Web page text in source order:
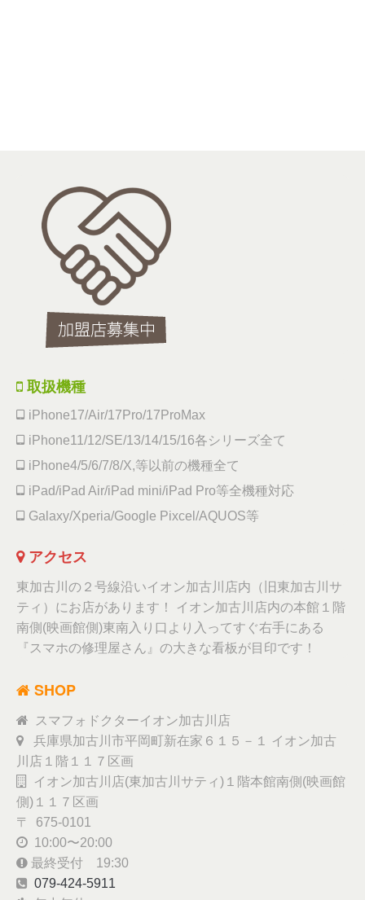
取扱機種
iPhone17/Air/17Pro/17ProMax
iPhone11/12/SE/13/14/15/16各シリーズ全て
iPhone4/5/6/7/8/X,等以前の機種全て
iPad/iPad Air/iPad mini/iPad Pro等全機種対応
Galaxy/Xperia/Google Pixcel/AQUOS等
アクセス
東加古川の２号線沿いイオン加古川店内（旧東加古川サ
ティ）にお店があります！ イオン加古川店内の本館１階
南側(映画館側)東南入り口より入ってすぐ右手にある
『スマホの修理屋さん』の大きな看板が目印です！
SHOP
スマフォドクターイオン加古川店
兵庫県加古川市平岡町新在家６１５－１ イオン加古
川店１階１１７区画
イオン加古川店(東加古川サティ)１階本館南側(映画館
側)１１７区画
〒 675-0101
10:00〜20:00
最終受付 19:30
079-424-5911